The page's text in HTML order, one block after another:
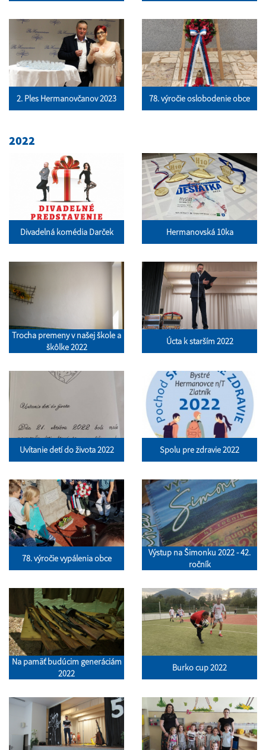
2. Ples Hermanovčanov 2023 78. výročie oslobodenie obce
2022
Divadelná komédia Darček Hermanovská 10ka
Trocha premeny v našej škole a
škôlke 2022
Úcta k starším 2022
Uvítanie detí do života 2022 Spolu pre zdravie 2022
78. výročie vypálenia obce
Výstup na Šimonku 2022 - 42.
ročník
Na pamäť budúcim generáciám
2022
Burko cup 2022